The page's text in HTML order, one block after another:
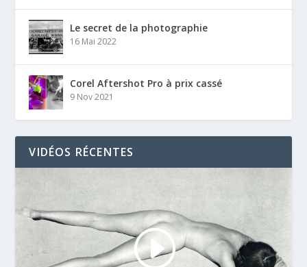
Le secret de la photographie
16 Mai 2022
Corel Aftershot Pro à prix cassé
9 Nov 2021
VIDÉOS RÉCENTES